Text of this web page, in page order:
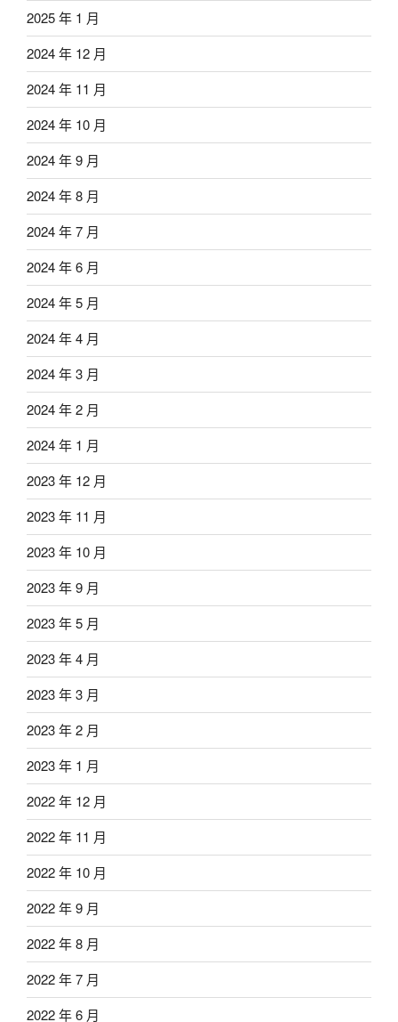
2025 年 1 月
2024 年 12 月
2024 年 11 月
2024 年 10 月
2024 年 9 月
2024 年 8 月
2024 年 7 月
2024 年 6 月
2024 年 5 月
2024 年 4 月
2024 年 3 月
2024 年 2 月
2024 年 1 月
2023 年 12 月
2023 年 11 月
2023 年 10 月
2023 年 9 月
2023 年 5 月
2023 年 4 月
2023 年 3 月
2023 年 2 月
2023 年 1 月
2022 年 12 月
2022 年 11 月
2022 年 10 月
2022 年 9 月
2022 年 8 月
2022 年 7 月
2022 年 6 月